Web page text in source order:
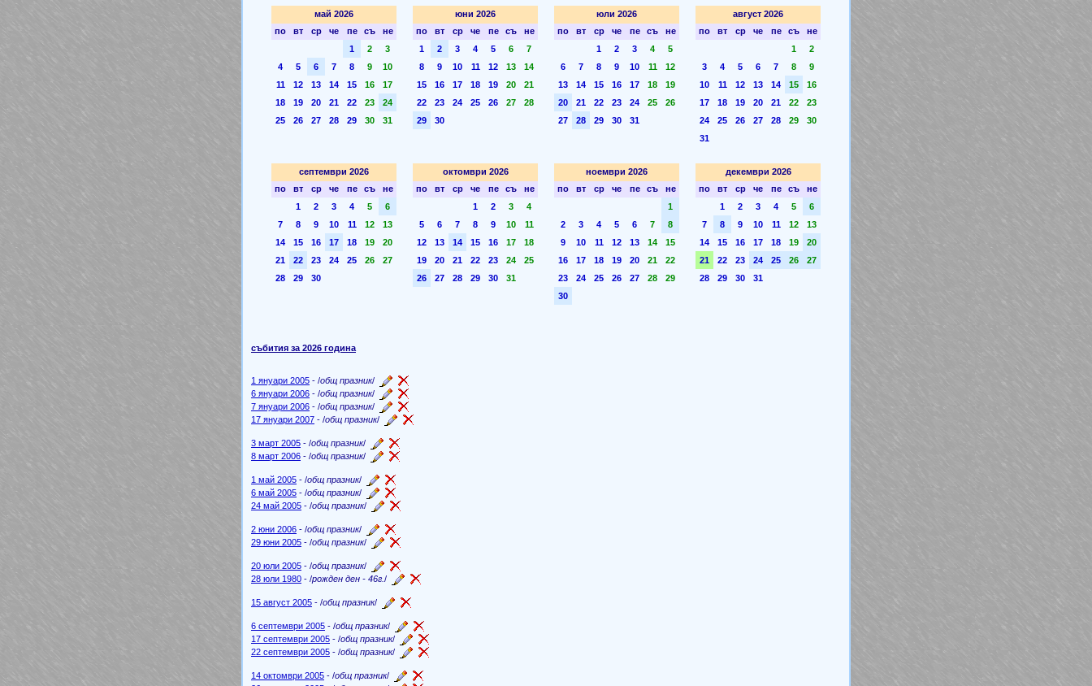
май 2026
по
вт ср че пе съ
не
1
2
3
4
5 6 7 8 9
10
11
12 13 14 15 16
17
18
19 20 21 22 23
24
25
26 27 28 29 30 31
юни 2026
по
вт ср че пе съ
не
1
2 3 4 5 6
7
8
9 10 11 12 13
14
15
16 17 18 19 20
21
22
23 24 25 26 27
28
29
30
юли 2026
по
вт ср че пе съ
не
1
2 3 4
5
6
7 8 9 10 11
12
13
14 15 16 17 18
19
20
21 22 23 24 25
26
27
28 29 30 31
август 2026
по
вт ср че пе съ
не
1
2
3
4 5 6 7 8
9
10
11 12 13 14 15
16
17
18 19 20 21 22
23
24
25 26 27 28 29
30
31
септември 2026
по
вт ср че пе съ
не
1
2 3 4 5
6
7
8 9 10 11 12
13
14
15 16 17 18 19
20
21
22 23 24 25 26
27
28
29 30
октомври 2026
по
вт ср че пе съ
не
1
2 3
4
5
6 7 8 9 10
11
12
13 14 15 16 17
18
19
20 21 22 23 24
25
26
27 28 29 30 31
ноември 2026
по
вт ср че пе съ
не
1
2
3 4 5 6 7
8
9
10 11 12 13 14
15
16
17 18 19 20 21
22
23
24 25 26 27 28
29
30
декември 2026
по
вт ср че пе съ
не
1
2 3 4 5
6
7
8 9 10 11 12
13
14
15 16 17 18 19
20
21
22 23 24 25 26
27
28
29 30 31
събития за 2026 година
1 януари 2005 - /общ празник/
6 януари 2006 - /общ празник/
7 януари 2006 - /общ празник/
17 януари 2007 - /общ празник/
3 март 2005 - /общ празник/
8 март 2006 - /общ празник/
1 май 2005 - /общ празник/
6 май 2005 - /общ празник/
24 май 2005 - /общ празник/
2 юни 2006 - /общ празник/
29 юни 2005 - /общ празник/
20 юли 2005 - /общ празник/
28 юли 1980 - /рожден ден - 46г./
15 август 2005 - /общ празник/
6 септември 2005 - /общ празник/
17 септември 2005 - /общ празник/
22 септември 2005 - /общ празник/
14 октомври 2005 - /общ празник/